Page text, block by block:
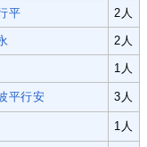
平 2人
2人
1人
平行安 3人
1人